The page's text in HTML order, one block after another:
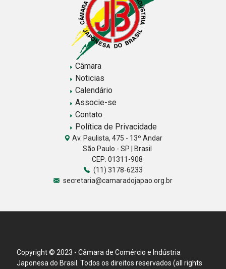
Câmara
Noticias
Calendário
Associe-se
Contato
Política de Privacidade
Av. Paulista, 475 - 13º Andar
São Paulo - SP | Brasil
CEP: 01311-908
(11) 3178-6233
secretaria@camaradojapao.org.br
Copyright © 2023 - Câmara de Comércio e Indústria
Japonesa do Brasil. Todos os direitos reservados (all rights